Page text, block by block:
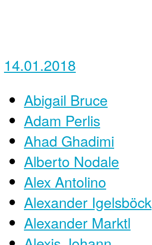
14.01.2018
Abigail Bruce
Adam Perlis
Ahad Ghadimi
Alberto Nodale
Alex Antolino
Alexander Igelsböck
Alexander Marktl